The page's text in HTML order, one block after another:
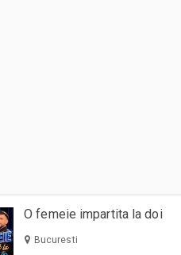
O femeie impartita la doi
Bucuresti